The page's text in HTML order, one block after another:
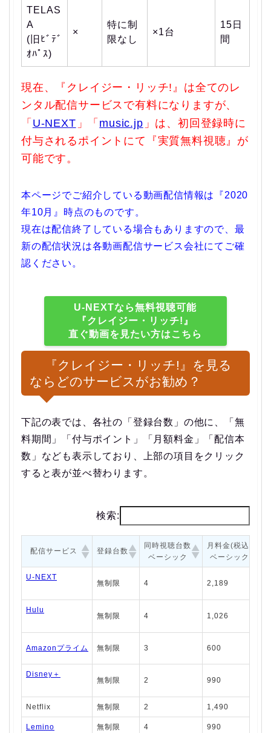
TELAS
A
(旧ﾋﾞﾃﾞ
ｵﾊﾟｽ)
×
特に制
限なし
×1台
15日
間
現在、『クレイジー・リッチ!』は全てのレ
ンタル配信サービスで有料になりますが、
「 U-NEXT 」「 music.jp 」は、初回登録時に
付与されるポイントにて『実質無料視聴』が
可能です。
本ページでご紹介している動画配信情報は『2020
年10月』時点のものです。
現在は配信終了している場合もありますので、最
新の配信状況は各動画配信サービス会社にてご確
認ください。
U-NEXTなら無料視聴可能
『クレイジー・リッチ!』
直ぐ動画を見たい方はこちら
『クレイジー・リッチ!』を見る
ならどのサービスがお勧め？
下記の表では、各社の「登録台数」の他に、「無
料期間」「付与ポイント」「月額料金」「配信本
数」なども表示しており、上部の項目をクリック
すると表が並べ替わります。
検索:
配信サービス 登録台数
同時視聴台数
ベーシック
月料金(税込)
ベーシック
U-NEXT
無制限 4 2,189
Hulu
無制限 4 1,026
Amazonプライム 無制限 3 600
Disney＋
無制限 2 990
Netflix 無制限 2 1,490
Lemino 無制限 4 990